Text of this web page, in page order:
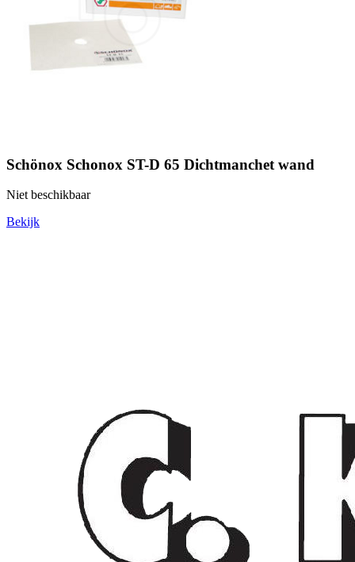
Schönox Schonox ST-D 65 Dichtmanchet wand
Niet beschikbaar
Bekijk